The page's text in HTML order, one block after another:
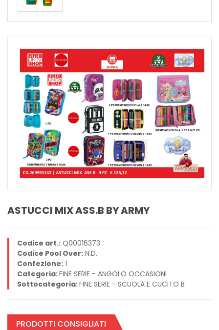
ASTUCCI MIX ASS.B BY ARMY
Codice art.: Q00016373
Codice Pool Over: N.D.
Confezione: 1
Categoria:FINE SERIE - ANGOLO OCCASIONI
Sottocategoria:FINE SERIE - SCUOLA E CUCITO B
PRODOTTI CONSIGLIATI